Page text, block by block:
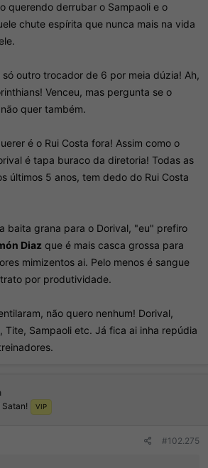
querendo derrubar o Sampaoli e o
chute espírita que nunca mais na vida
só outro trocador de 6 por meia dúzia! Ah,
Venceu, mas pergunta se o
quer também.
é o Rui Costa fora! Assim como o
é tapa buraco da diretoria! Todas as
últimos 5 anos, tem dedo do Rui Costa
baita grana para o Dorival, "eu" prefiro
Diaz que é mais casca grossa para
mimizentos ai. Pelo menos é sangue
por produtividade.
não quero nenhum! Dorival,
Tite, Sampaoli etc. Já fica ai inha repúdia
VIP
#102.275